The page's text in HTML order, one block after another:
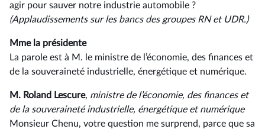
agir pour sauver notre industrie automobile ?
(Applaudissements sur les bancs des groupes RN et UDR.)
Mme la présidente
La parole est à M. le ministre de l’économie, des finances et
de la souveraineté industrielle, énergétique et numérique.
M. Roland Lescure, ministre de l’économie, des finances et
de la souveraineté industrielle, énergétique et numérique
Monsieur Chenu, votre question me surprend, parce que sa